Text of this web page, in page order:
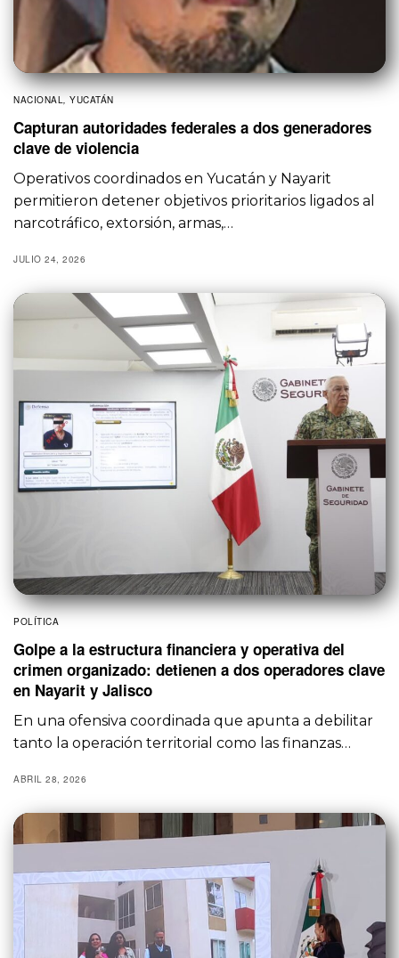
NACIONAL, YUCATÁN
Capturan autoridades federales a dos generadores
clave de violencia
Operativos coordinados en Yucatán y Nayarit
permitieron detener objetivos prioritarios ligados al
narcotráfico, extorsión, armas,…
JULIO 24, 2026
POLÍTICA
Golpe a la estructura financiera y operativa del
crimen organizado: detienen a dos operadores clave
en Nayarit y Jalisco
En una ofensiva coordinada que apunta a debilitar
tanto la operación territorial como las finanzas…
ABRIL 28, 2026